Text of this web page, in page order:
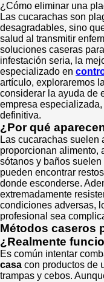
¿Cómo eliminar una
Las cucarachas son
desagradables, sino
salud al transmitir
soluciones caseras
infestación seria, la
especializado en
artículo, exploraremos
considerar la ayuda de
empresa
definitiva.
¿Por qué
Las cucarachas suelen
proporcionan alimento,
sótanos y baños
pueden encontrar
donde esconderse.
extremadamente
condiciones adversas,
profesional sea
Métodos caseros
¿Realmente
Es común intentar
casa con productos de
trampas y cebos.